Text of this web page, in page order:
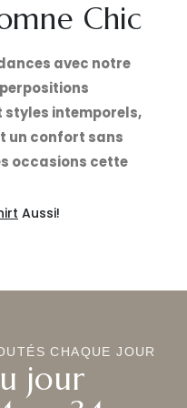
Chic
avec notre
styles intemporels,
un confort sans
occasions cette
Aussi!
CHAQUE JOUR
jour